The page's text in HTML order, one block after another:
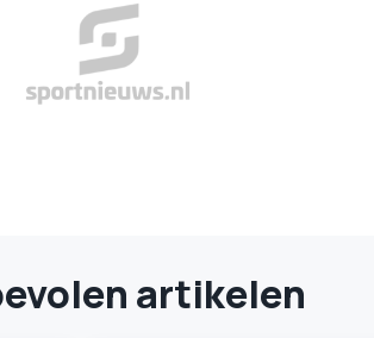
artikelen